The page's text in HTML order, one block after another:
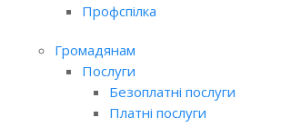
Профспілка
Громадянам
Послуги
Безоплатні послуги
Платні послуги